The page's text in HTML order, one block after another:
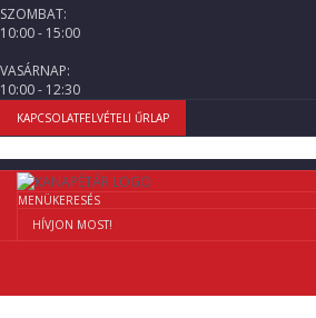
SZOMBAT:
10:00 - 15:00
VASÁRNAP:
10:00 - 12:30
KAPCSOLATFELVÉTELI ŰRLAP
MENÜKERESÉS
HÍVJON MOST!